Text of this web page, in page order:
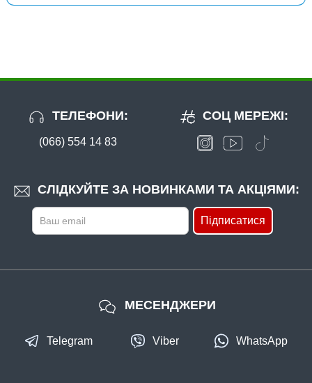
ТЕЛЕФОНИ:
(066) 554 14 83
СЛІДКУЙТЕ ЗА НОВИНКАМИ ТА АКЦІЯМИ:
Підписатися
СОЦ МЕРЕЖІ:
МЕСЕНДЖЕРИ
Telegram Viber WhatsApp